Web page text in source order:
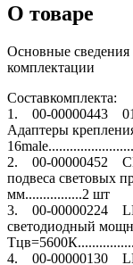
О товаре
Основные сведения
комплектации
Составкомплекта:
1. 00-00000443
Адаптеры
2. 00-00000452
подвеса световых
мм................2 шт
3. 00-00000224
светодиодный
4. 00-00000130